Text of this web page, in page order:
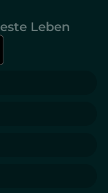
Leben